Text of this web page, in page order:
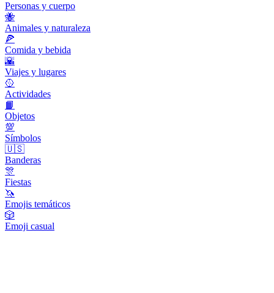
Personas y cuerpo
🐝
Animales y naturaleza
🍕
Comida y bebida
🌇
Viajes y lugares
🥎
Actividades
📙
Objetos
💯
Símbolos
🇺🇸
Banderas
🎊
Fiestas
🦄
Emojis temáticos
🎲
Emoji casual